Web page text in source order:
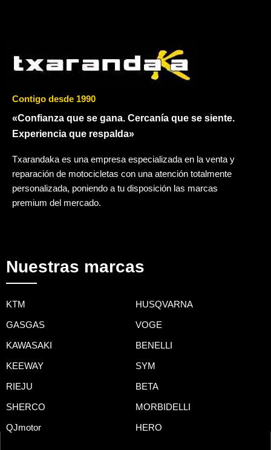
Contigo desde 1990
«Confianza que se gana. Cercanía que se siente.
Experiencia que respalda»
Txarandaka es una empresa especializada en la venta y
reparación de motocicletas con una atención totalmente
personalizada, poniendo a tu disposición las marcas
premium del mercado.
Nuestras marcas
KTM HUSQVARNA
GASGAS VOGE
KAWASAKI BENELLI
KEEWAY SYM
RIEJU BETA
SHERCO MORBIDELLI
QJmotor HERO